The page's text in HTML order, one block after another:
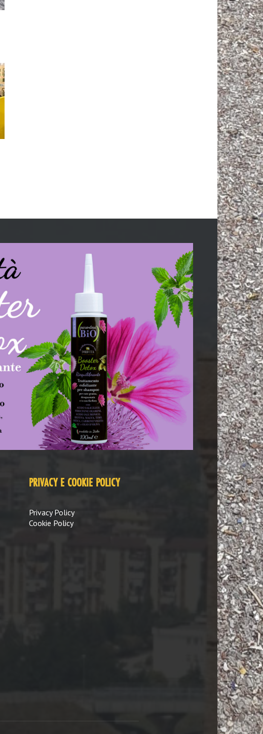
PRIVACY E COOKIE POLICY
Privacy Policy
Cookie Policy